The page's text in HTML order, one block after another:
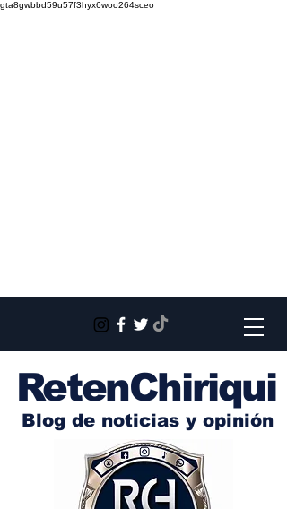
gta8gwbbd59u57f3hyx6woo264sceo
RetenChiriqui
Blog de noticias y opinión